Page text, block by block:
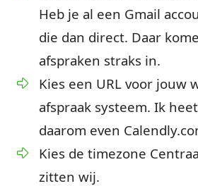
Heb je al een Gmail
die dan direct. Daar
afspraken straks in.
Kies een URL voor jouw
afspraak systeem. Ik
daarom even
Kies de timezone
zitten wij.